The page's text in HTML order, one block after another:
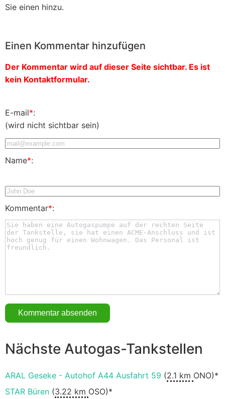
Sie einen hinzu.
Einen Kommentar hinzufügen
Der Kommentar wird auf dieser Seite sichtbar. Es ist
kein Kontaktformular.
E-mail*:
(wird nicht sichtbar sein)
Name*:
Kommentar*:
Nächste Autogas-Tankstellen
ARAL Geseke - Autohof A44 Ausfahrt 59 (2.1 km ONO)*
STAR Büren (3.22 km OSO)*